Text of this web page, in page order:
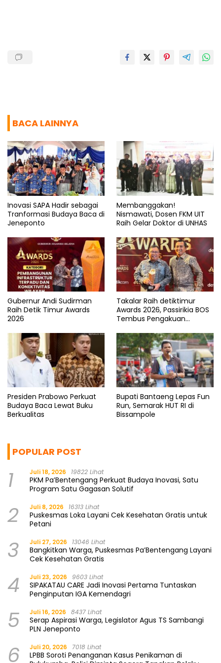
BACA LAINNYA
Inovasi SAPA Hadir sebagai
Tranformasi Budaya Baca di
Jeneponto
Membanggakan!
Nismawati, Dosen FKM UIT
Raih Gelar Doktor di UNHAS
Gubernur Andi Sudirman
Raih Detik Timur Awards
2026
Takalar Raih detiktimur
Awards 2026, Passirikia BOS
Tembus Pengakuan
Presiden Prabowo Perkuat
Budaya Baca Lewat Buku
Berkualitas
Bupati Bantaeng Lepas Fun
Run, Semarak HUT RI di
Bissampole
POPULAR POST
1 Juli 18, 2026 19822 Lihat
PKM Pa’Bentengang Perkuat Budaya Inovasi, Satu
Program Satu Gagasan Solutif
2 Juli 8, 2026 16313 Lihat
Puskesmas Loka Layani Cek Kesehatan Gratis untuk
Petani
3 Juli 27, 2026 13046 Lihat
Bangkitkan Warga, Puskesmas Pa’Bentengang Layani
Cek Kesehatan Gratis
4 Juli 23, 2026 9603 Lihat
SIPAKATAU CARE Jadi Inovasi Pertama Tuntaskan
Penginputan IGA Kemendagri
5 Juli 16, 2026 8437 Lihat
Serap Aspirasi Warga, Legislator Agus TS Sambangi
PLN Jeneponto
6 Juli 20, 2026 7018 Lihat
LPBB Soroti Penanganan Kasus Penikaman di